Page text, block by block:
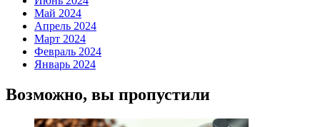
Май 2024
Апрель 2024
Март 2024
Февраль 2024
Январь 2024
Возможно, вы пропустили